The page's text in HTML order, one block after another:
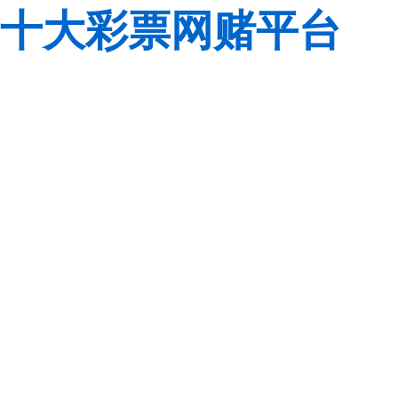
十大彩票网赌平台